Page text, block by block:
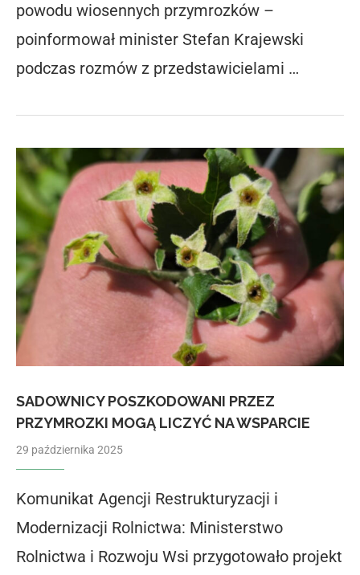
powodu wiosennych przymrozków –
poinformował minister Stefan Krajewski
podczas rozmów z przedstawicielami …
SADOWNICY POSZKODOWANI PRZEZ
PRZYMROZKI MOGĄ LICZYĆ NA WSPARCIE
29 października 2025
Komunikat Agencji Restrukturyzacji i
Modernizacji Rolnictwa: Ministerstwo
Rolnictwa i Rozwoju Wsi przygotowało projekt